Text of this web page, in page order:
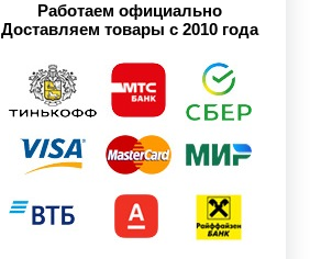
Работаем официально
Доставляем товары с 2010 года